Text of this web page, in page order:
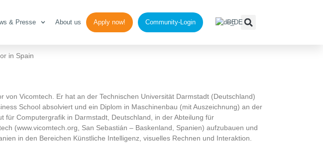
& Presse About us Apply now! Community-Login DE
Posada
in Spain
Vicomtech. Er hat an der Technischen Universität Darmstadt (Deutschland)
School absolviert und ein Diplom in Maschinenbau (mit Auszeichnung) an der
Computergrafik in Darmstadt, Deutschland, in der Abteilung für
(www.vicomtech.org, San Sebastián – Baskenland, Spanien) aufzubauen und
in den Bereichen Künstliche Intelligenz, visuelles Rechnen und Interaktion.